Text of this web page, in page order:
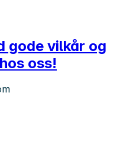
gode vilkår og
oss!